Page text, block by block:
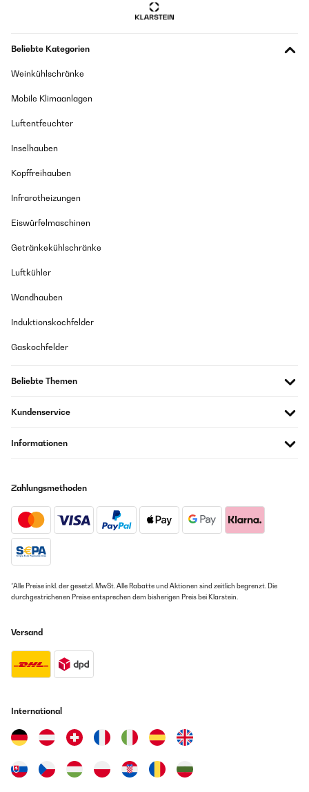
Beliebte Kategorien
Weinkühlschränke
Mobile Klimaanlagen
Luftentfeuchter
Inselhauben
Kopffreihauben
Infrarotheizungen
Eiswürfelmaschinen
Getränkekühlschränke
Luftkühler
Wandhauben
Induktionskochfelder
Gaskochfelder
Beliebte Themen
Kundenservice
Informationen
Zahlungsmethoden
*Alle Preise inkl. der gesetzl. MwSt. Alle Rabatte und Aktionen sind zeitlich begrenzt. Die
durchgestrichenen Preise entsprechen dem bisherigen Preis bei Klarstein.
Versand
International